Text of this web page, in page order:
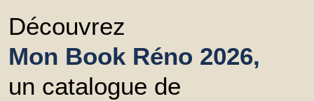
Découvrez
Mon Book Réno 2026,
un catalogue de